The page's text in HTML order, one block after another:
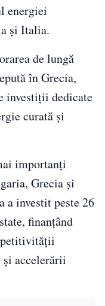
energiei
și Italia.
de lungă
în Grecia,
investiții dedicate
curată și
importanți
Grecia și
a investit peste 26
finanțând
accelerării